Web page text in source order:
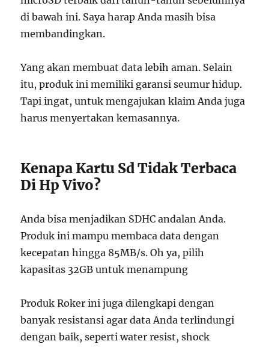
di bawah ini. Saya harap Anda masih bisa
membandingkan.
Yang akan membuat data lebih aman. Selain
itu, produk ini memiliki garansi seumur hidup.
Tapi ingat, untuk mengajukan klaim Anda juga
harus menyertakan kemasannya.
Kenapa Kartu Sd Tidak Terbaca
Di Hp Vivo?
Anda bisa menjadikan SDHC andalan Anda.
Produk ini mampu membaca data dengan
kecepatan hingga 85MB/s. Oh ya, pilih
kapasitas 32GB untuk menampung
Produk Roker ini juga dilengkapi dengan
banyak resistansi agar data Anda terlindungi
dengan baik, seperti water resist, shock